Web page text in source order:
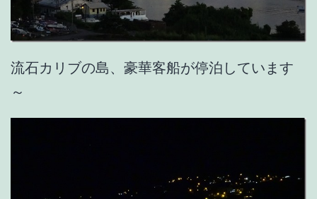
流石カリブの島、豪華客船が停泊しています
～